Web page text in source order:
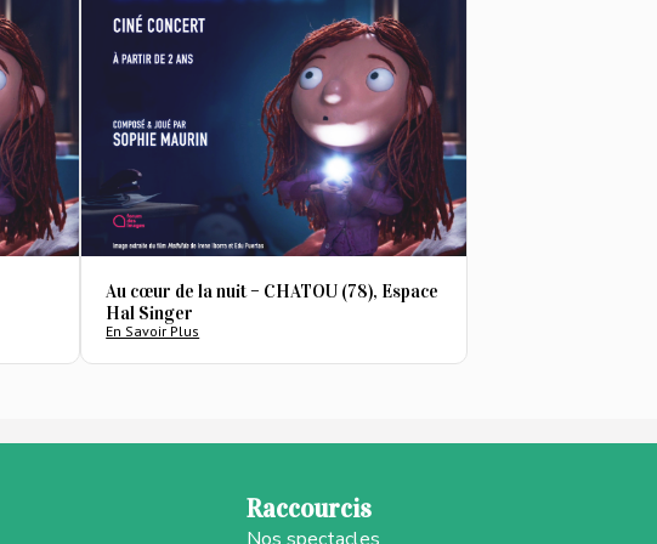
Au cœur de la nuit – CHATOU (78), Espace
Hal Singer
En Savoir Plus
Raccourcis
Nos spectacles